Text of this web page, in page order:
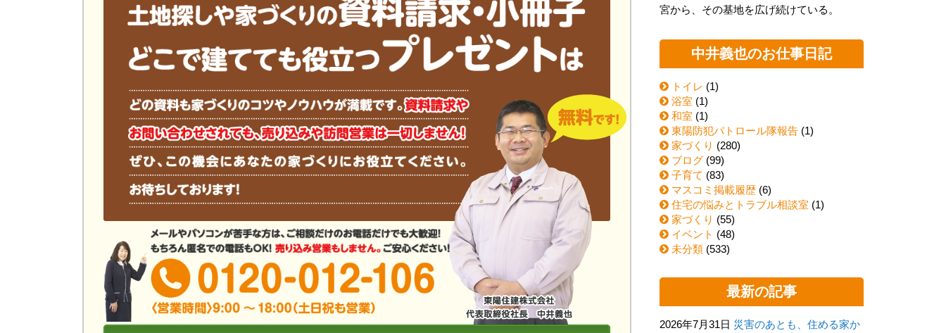
宮から、その基地を広げ続けている。
中井義也のお仕事日記
トイレ (1)
浴室 (1)
和室 (1)
東陽防犯パトロール隊報告 (1)
家づくり (280)
ブログ (99)
子育て (83)
マスコミ掲載履歴 (6)
住宅の悩みとトラブル相談室 (1)
家づくり (55)
イベント (48)
未分類 (533)
最新の記事
2026年7月31日 災害のあとも、住める家か